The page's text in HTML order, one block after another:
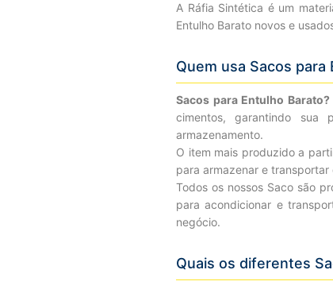
A Ráfia Sintética é um
Entulho Barato novos e
Quem usa Sacos para
Sacos para Entulho Barato?
cimentos, garantindo sua
armazenamento.
O item mais produzido a
para armazenar e
Todos os nossos Saco são
para acondicionar e
negócio.
Quais os diferentes